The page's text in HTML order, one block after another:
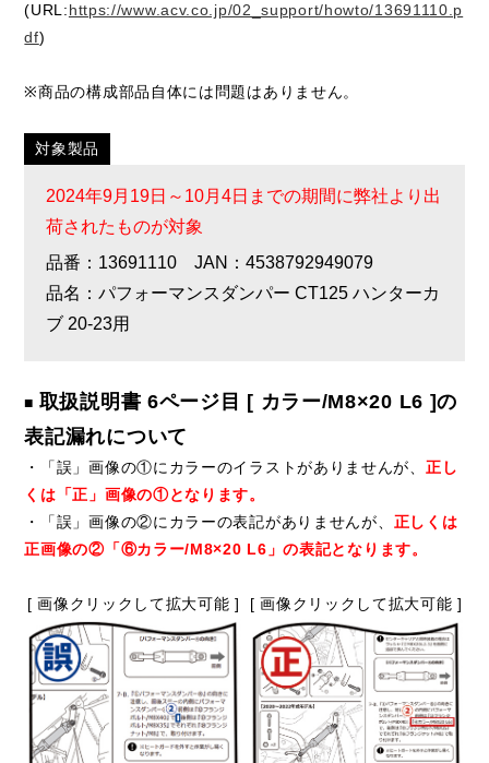
(URL:https://www.acv.co.jp/02_support/howto/13691110.p
df)
※商品の構成部品自体には問題はありません。
対象製品
2024年9月19日～10月4日までの期間に弊社より出
荷されたものが対象
品番：13691110 JAN：4538792949079
品名：パフォーマンスダンパー CT125 ハンターカ
ブ 20-23用
■ 取扱説明書 6ページ目 [ カラー/M8×20 L6 ]の
表記漏れについて
・「誤」画像の①にカラーのイラストがありませんが、 正し
くは「正」画像の①となります。
・「誤」画像の②にカラーの表記がありませんが、 正しくは
正画像の②「⑥カラー/M8×20 L6」の表記となります。
[ 画像クリックして拡大可能 ] [ 画像クリックして拡大可能 ]